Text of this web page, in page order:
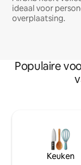
ideaal voor
overplaatsing.
Populaire
Keuken